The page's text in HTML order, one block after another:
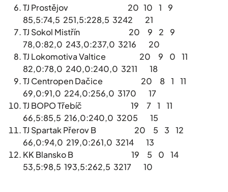
TJ Prostějov 20 10 1 9
85,5:74,5 251,5:228,5 3242 21
TJ Sokol Mistřín 20 9 2 9
78,0:82,0 243,0:237,0 3216 20
TJ Lokomotiva Valtice 20 9 0 11
82,0:78,0 240,0:240,0 3211 18
TJ Centropen Dačice 20 8 1 11
69,0:91,0 224,0:256,0 3170 17
TJ BOPO Třebíč 19 7 1 11
66,5:85,5 216,0:240,0 3205 15
TJ Spartak Přerov B 20 5 3 12
66,0:94,0 219,0:261,0 3214 13
KK Blansko B 19 5 0 14
53,5:98,5 193,5:262,5 3217 10